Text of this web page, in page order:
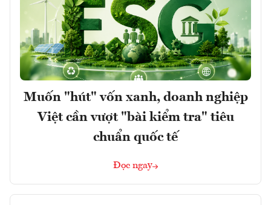
Muốn "hút" vốn xanh, doanh nghiệp
Việt cần vượt "bài kiểm tra" tiêu
chuẩn quốc tế
Đọc ngay